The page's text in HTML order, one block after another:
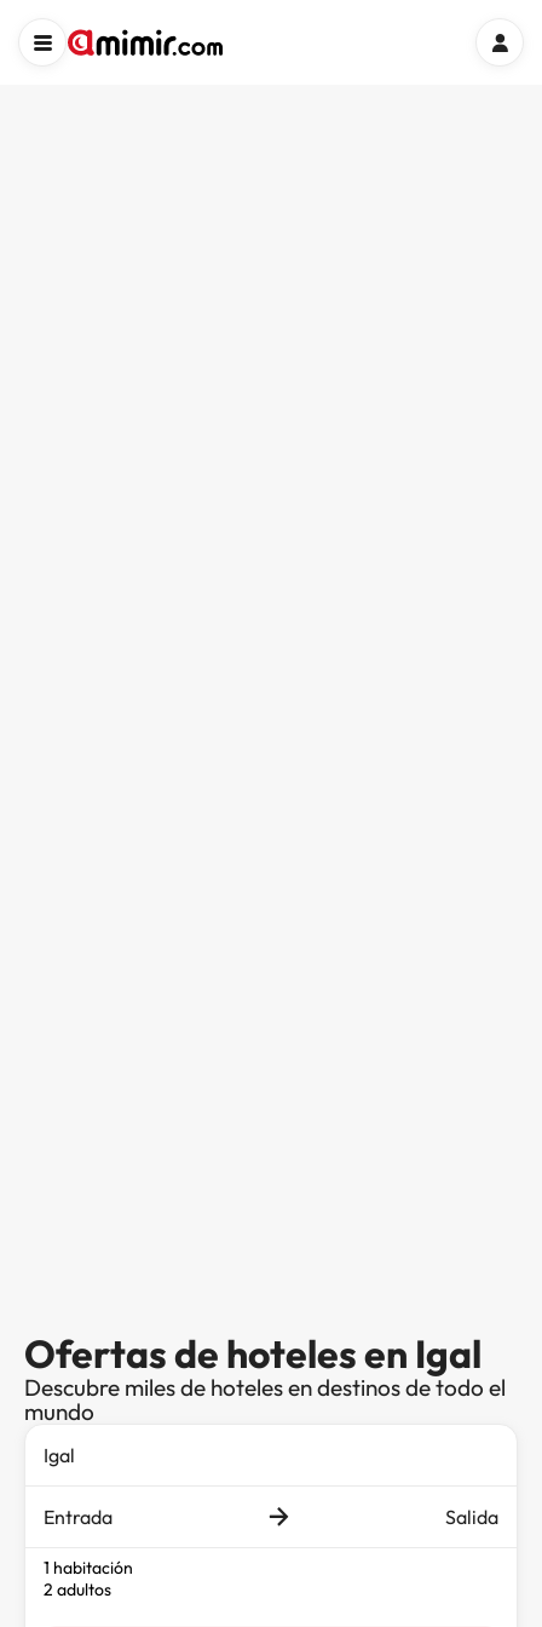
Ofertas de hoteles en Igal
Descubre miles de hoteles en destinos de todo el
mundo
Entrada Salida
1 habitación
2 adultos